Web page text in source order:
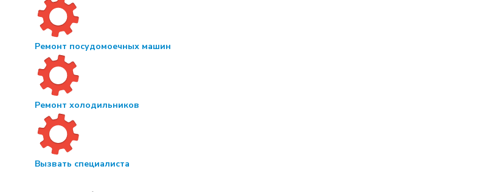
Ремонт посудомоечных машин
Ремонт холодильников
Вызвать специалиста